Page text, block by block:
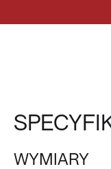
WYMIARY